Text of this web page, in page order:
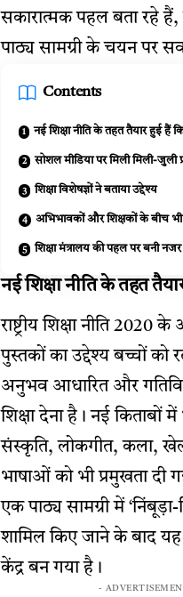
सकारात्मक पहल बता रहे
पाठ्य सामग्री के चयन पर
Contents
नई शिक्षा नीति के तहत तैयार हुई हैं
सोशल मीडिया पर मिली मिली-जुली
शिक्षा विशेषज्ञों ने बताया उद्देश्य
अभिभावकों और शिक्षकों के बीच भी
शिक्षा मंत्रालय की पहल पर बनी नजर
नई शिक्षा नीति के तहत
राष्ट्रीय शिक्षा नीति 2020
पुस्तकों का उद्देश्य बच्चों को
अनुभव आधारित और
शिक्षा देना है। नई किताबों
संस्कृति, लोकगीत, कला,
भाषाओं को भी प्रमुखता दी
एक पाठ्य सामग्री में
शामिल किए जाने के बाद यह
केंद्र बन गया है।
-